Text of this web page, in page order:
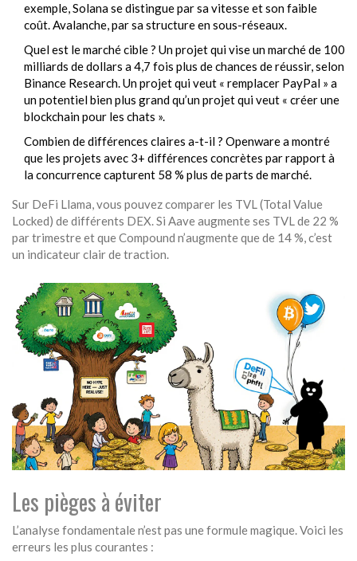
exemple, Solana se distingue par sa vitesse et son faible
coût. Avalanche, par sa structure en sous-réseaux.
Quel est le marché cible ? Un projet qui vise un marché de 100
milliards de dollars a 4,7 fois plus de chances de réussir, selon
Binance Research. Un projet qui veut « remplacer PayPal » a
un potentiel bien plus grand qu’un projet qui veut « créer une
blockchain pour les chats ».
Combien de différences claires a-t-il ? Openware a montré
que les projets avec 3+ différences concrètes par rapport à
la concurrence capturent 58 % plus de parts de marché.
Sur DeFi Llama, vous pouvez comparer les TVL (Total Value
Locked) de différents DEX. Si Aave augmente ses TVL de 22 %
par trimestre et que Compound n’augmente que de 14 %, c’est
un indicateur clair de traction.
Les pièges à éviter
L’analyse fondamentale n’est pas une formule magique. Voici les
erreurs les plus courantes :